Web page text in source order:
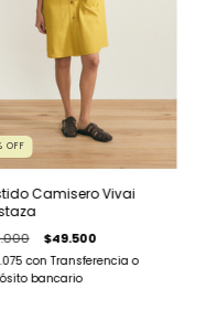
OFF
Camisero Vivai
$49.500
con Transferencia o
bancario